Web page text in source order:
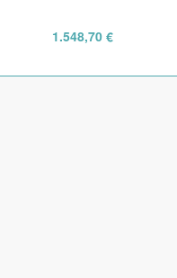
1.548,70 €